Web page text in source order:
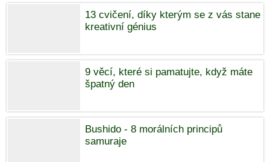
13 cvičení, díky kterým se z vás stane
kreativní génius
9 věcí, které si pamatujte, když máte
špatný den
Bushido - 8 morálních principů
samuraje